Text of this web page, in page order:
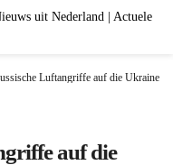
Luftangriffe auf die Ukraine
auf die